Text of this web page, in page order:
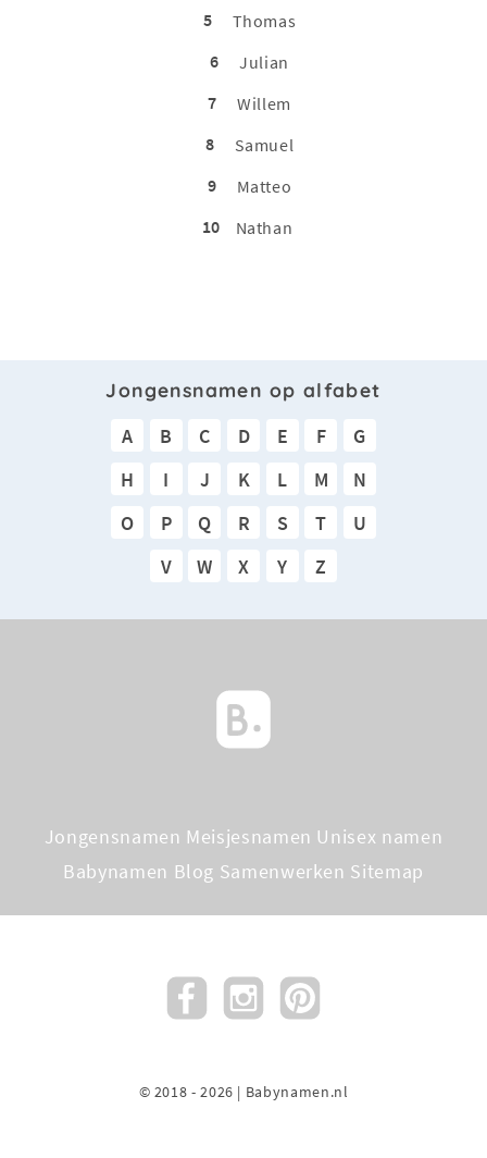
5
Thomas
6
Julian
7
Willem
8
Samuel
9
Matteo
10
Nathan
Jongensnamen op alfabet
A B C D E F
G
H
I J K L M
N
O
P Q R S T
U
V
W X Y Z
Jongensnamen Meisjesnamen Unisex namen
Babynamen Blog Samenwerken Sitemap
© 2018 - 2026 | Babynamen.nl